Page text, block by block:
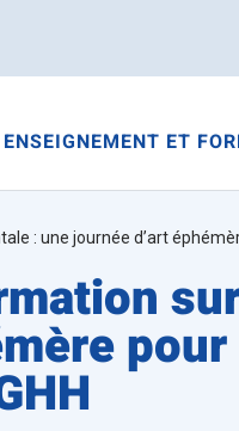
ENSEIGNEMENT ET
: une journée d’art